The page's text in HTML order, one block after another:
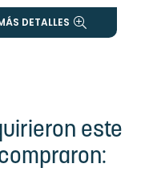
DETALLES
este